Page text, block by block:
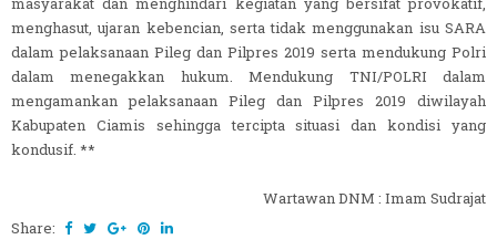
menghasut, ujaran kebencian, serta tidak menggunakan isu SARA
dalam pelaksanaan Pileg dan Pilpres 2019 serta mendukung Polri
dalam menegakkan hukum. Mendukung TNI/POLRI dalam
mengamankan pelaksanaan Pileg dan Pilpres 2019 diwilayah
Kabupaten Ciamis sehingga tercipta situasi dan kondisi yang
kondusif. **
Wartawan DNM : Imam Sudrajat
Share: